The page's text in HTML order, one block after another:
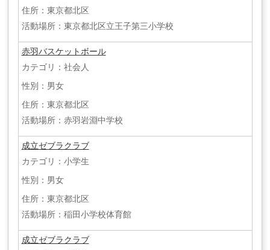
住所：東京都北区
活動場所：東京都北区立王子第三小学校
赤羽バスケットボール
カテゴリ：社会人
性別：男女
住所：東京都北区
活動場所：赤羽岩淵中学校
成立ゼブラクラブ
カテゴリ：小学生
性別：男女
住所：東京都北区
活動場所：稲田小学校体育館
成立ゼブラクラブ